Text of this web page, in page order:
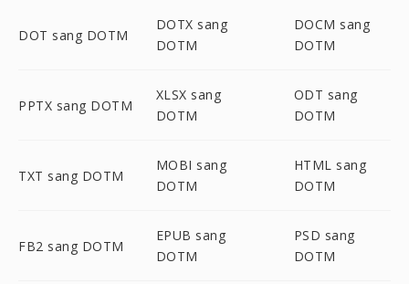
DOT sang DOTM
DOTX sang
DOTM
DOCM sang
DOTM
PPTX sang DOTM
XLSX sang
DOTM
ODT sang
DOTM
TXT sang DOTM
MOBI sang
DOTM
HTML sang
DOTM
FB2 sang DOTM
EPUB sang
DOTM
PSD sang
DOTM